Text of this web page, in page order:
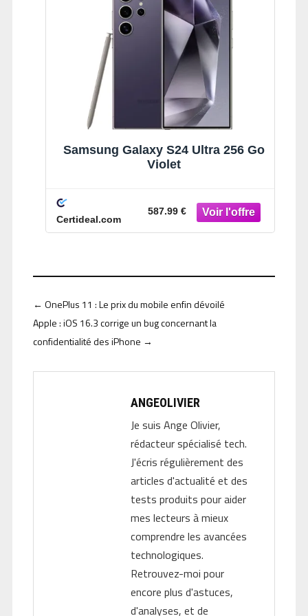
Samsung Galaxy S24 Ultra 256 Go
Violet
Certideal.com
587.99 €
← OnePlus 11 : Le prix du mobile enfin dévoilé
Apple : iOS 16.3 corrige un bug concernant la
confidentialité des iPhone →
ANGEOLIVIER
Je suis Ange Olivier,
rédacteur spécialisé tech.
J'écris régulièrement des
articles d'actualité et des
tests produits pour aider
mes lecteurs à mieux
comprendre les avancées
technologiques.
Retrouvez-moi pour
encore plus d'astuces,
d'analyses, et de